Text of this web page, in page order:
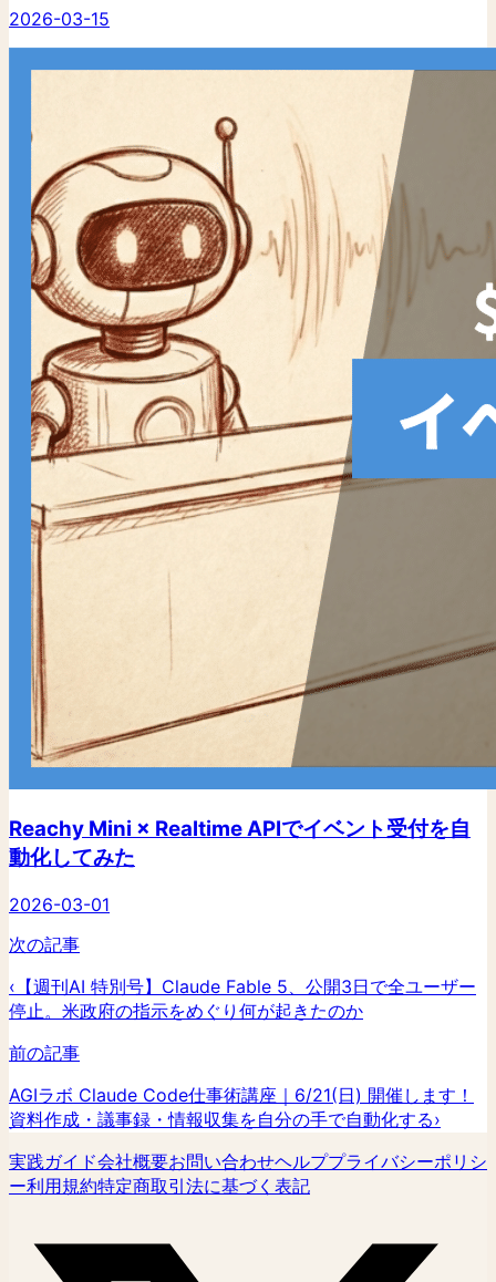
2026-03-15
Reachy Mini × Realtime APIでイベント受付を自
動化してみた
2026-03-01
次の記事
‹ 【週刊AI 特別号】Claude Fable 5、公開3日で全ユーザー
停止。米政府の指示をめぐり何が起きたのか
前の記事
AGIラボ Claude Code仕事術講座｜6/21(日) 開催します！
資料作成・議事録・情報収集を自分の手で自動化する›
実践ガイド会社概要お問い合わせヘルププライバシーポリシ
ー利用規約特定商取引法に基づく表記